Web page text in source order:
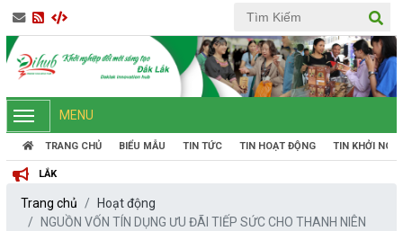
MENU
TRANG CHỦ BIỂU MẪU TIN TỨC TIN HOẠT ĐỘNG TIN KHỞI
Trang chủ
Hoạt động
NGUỒN VỐN TÍN DỤNG ƯU ĐÃI TIẾP SỨC CHO THANH NIÊN